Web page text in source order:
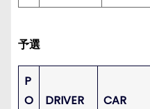
予選
P
O
DRIVER CAR